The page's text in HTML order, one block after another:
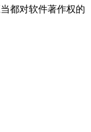
都对软件著作权的